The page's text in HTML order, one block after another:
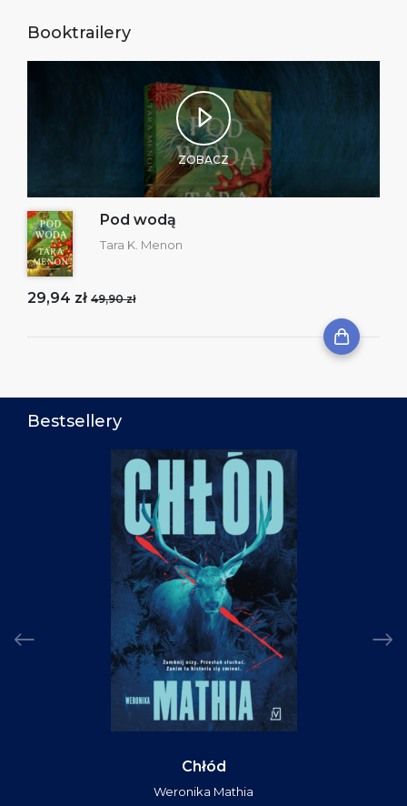
Booktrailery
ZOBACZ
Pod wodą
Tara K. Menon
29,94 zł 49,90 zł
Bestsellery
Chłód
Weronika Mathia